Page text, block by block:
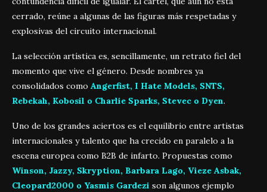
cerrado, reúne a algunas de las figuras más respetadas y
explosivas del circuito internacional.
La selección artística es, sencillamente, un retrato fiel del
momento que vive el género. Desde nombres ya
consolidados como Angerfist, I Hate Models, SNTS,
Rebekah, Kobosil o Charlie Sparks, Stevec o Dyen.
Uno de los grandes aciertos es el equilibrio entre artistas
internacionales y talento que ha crecido en paralelo a la
escena europea como B2B de infarto. Propuestas como
Winson, Jazzy, Skryption, Barbara Lago, Vieze Asbak,
Cleopard2000 o Yasmis Gardezi son algunos ejemplo